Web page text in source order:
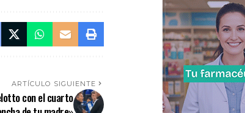
ARTÍCULO SIGUIENTE
con el cuarto